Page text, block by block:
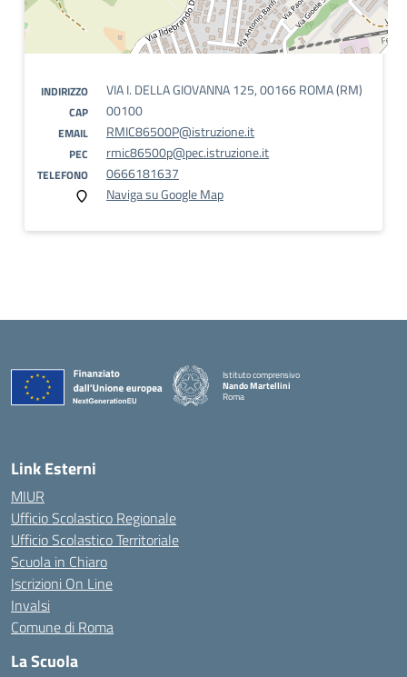
INDIRIZZO VIA I. DELLA GIOVANNA 125, 00166 ROMA (RM)
CAP 00100
EMAIL RMIC86500P@istruzione.it
PEC rmic86500p@pec.istruzione.it
TELEFONO
0666181637
Naviga su Google Map
Istituto comprensivo
Nando Martellini
Roma
Link Esterni
MIUR
Ufficio Scolastico Regionale
Ufficio Scolastico Territoriale
Scuola in Chiaro
Iscrizioni On Line
Invalsi
Comune di Roma
La Scuola